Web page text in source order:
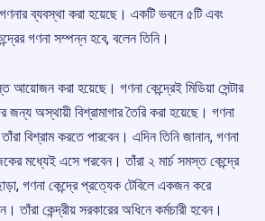
ব্যবস্থা করা হয়েছে। একটি ভবনে ৫টি এবং
গণনা সম্পন্ন হবে, বলেন তিনি।
করা হয়েছে। গণনা কেন্দ্রেই মিডিয়া সেন্টার
জন্য অস্থায়ী বিশ্রামাগার তৈরি করা হয়েছে। গণনা
বিশ্রাম করতে পারবেন। এদিন তিনি জানান, গণনা
মধ্যেই এসে পরবেন। তাঁরা ২ মার্চ সমস্ত কেন্দ্রে
গণনা কেন্দ্রে প্রত্যেক টেবিলে একজন করে
তাঁরা কেন্দ্রীয় সরকারের অধিনে কর্মচারী হবেন।